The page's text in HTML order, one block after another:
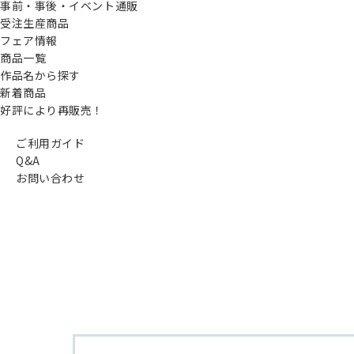
事前・事後・イベント通販
受注生産商品
フェア情報
商品一覧
作品名から探す
新着商品
好評により再販売！
ご利用ガイド
Q&A
お問い合わせ